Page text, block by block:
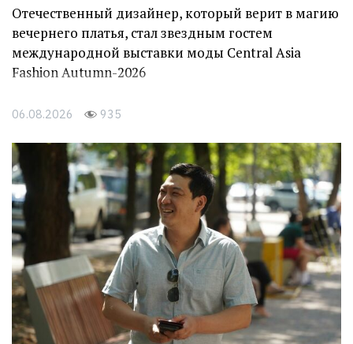
Отечественный дизайнер, который верит в магию
вечернего платья, стал звездным гостем
международной выставки моды Central Asia
Fashion Autumn-2026
06.08.2026 935